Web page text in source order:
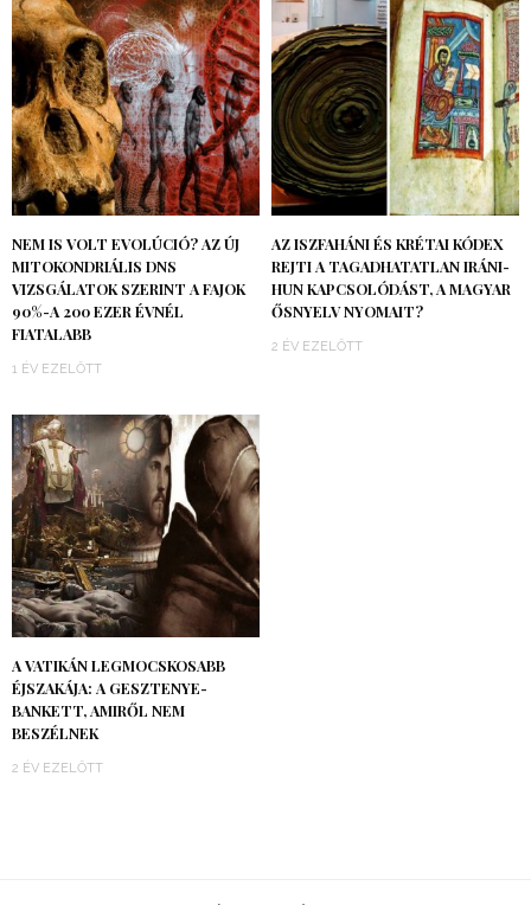
NEM IS VOLT EVOLÚCIÓ? AZ ÚJ
MITOKONDRIÁLIS DNS
VIZSGÁLATOK SZERINT A FAJOK
90%-A 200 EZER ÉVNÉL
FIATALABB
1 ÉV EZELŐTT
AZ ISZFAHÁNI ÉS KRÉTAI KÓDEX
REJTI A TAGADHATATLAN IRÁNI-
HUN KAPCSOLÓDÁST, A MAGYAR
ŐSNYELV NYOMAIT?
2 ÉV EZELŐTT
A VATIKÁN LEGMOCSKOSABB
ÉJSZAKÁJA: A GESZTENYE-
BANKETT, AMIRŐL NEM
BESZÉLNEK
2 ÉV EZELŐTT